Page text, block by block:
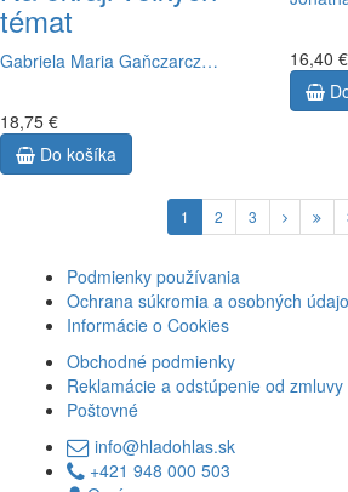
témat
Gabriela Maria Gaňczarcz…
18,75 €
Do košíka
16,40 €
1 2 3
Podmienky používania
Ochrana súkromia a osobných
Informácie o Cookies
Obchodné podmienky
Reklamácie a odstúpenie od zmluvy
Poštovné
info@hladohlas.sk
+421 948 000 503